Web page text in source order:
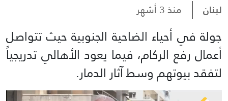
لبنان منذ 3 أشهر
جولة في أحياء الضاحية الجنوبية حيث تتواصل
أعمال رفع الركام، فيما يعود الأهالي تدريجياً
لتفقد بيوتهم وسط آثار الدمار.